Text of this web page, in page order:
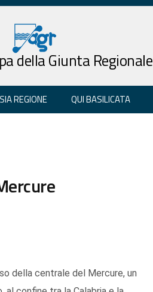
della Giunta Regionale
REGIONE QUI BASILICATA
della centrale del Mercure, un